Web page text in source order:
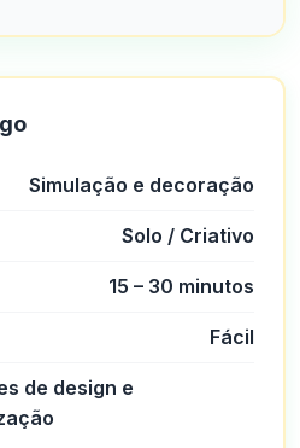
Simulação e decoração
Solo / Criativo
15 – 30 minutos
Fácil
de design e